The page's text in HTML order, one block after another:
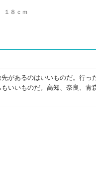
１８ｃｍ
があるのはいいものだ。行っ
いいものだ。高知、奈良、青